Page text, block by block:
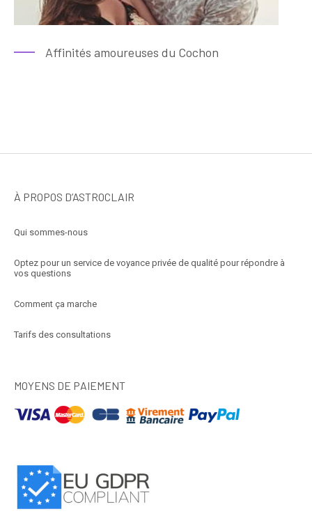
Affinités amoureuses du Cochon
À PROPOS D’ASTROCLAIR
Qui sommes-nous
Optez pour un service de voyance privée de qualité pour répondre à
vos questions
Comment ça marche
Tarifs des consultations
MOYENS DE PAIEMENT